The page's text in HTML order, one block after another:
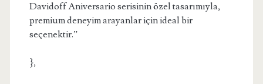
Davidoff Aniversario serisinin özel tasarımıyla,
premium deneyim arayanlar için ideal bir
seçenektir.”
},